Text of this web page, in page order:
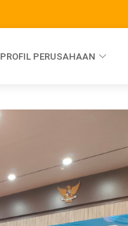
PROFIL PERUSAHAAN